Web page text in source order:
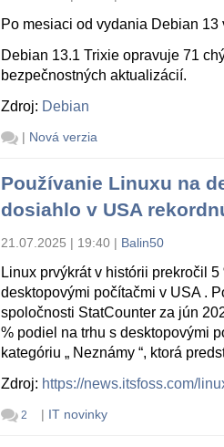
Po mesiaci od vydania Debian 13
Debian 13.1 Trixie opravuje 71
bezpečnostných aktualizácií.
Zdroj: Debian
| Nová verzia
Používanie Linuxu na
dosiahlo v USA
21.07.2025 | 19:40 | Balin50
Linux prvýkrát v histórii prekročil
desktopovými počítačmi v USA .
spoločnosti StatCounter za jún
% podiel na trhu s desktopovými
kategóriu „ Neznámy “, ktorá
Zdroj: https://news.itsfoss.com/
2 | IT novinky